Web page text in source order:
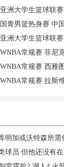
生篮球联赛小组赛 延世
赛 中国U18男篮 94 - 85 加
篮球联赛小组赛 早稻田
规赛 菲尼克斯水星106-
常规赛 西雅图风暴83-
赛 拉斯维加斯王牌109-
加或沃特森所需付
球员 但他还没有